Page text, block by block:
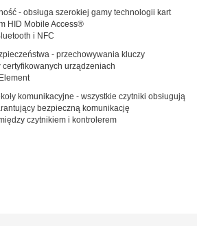
- obsługa szerokiej gamy technologii kart
HID Mobile Access®
i NFC
- przechowywania kluczy
certyfikowanych urządzeniach
komunikacyjne - wszystkie czytniki obsługują
bezpieczną komunikację
czytnikiem i kontrolerem